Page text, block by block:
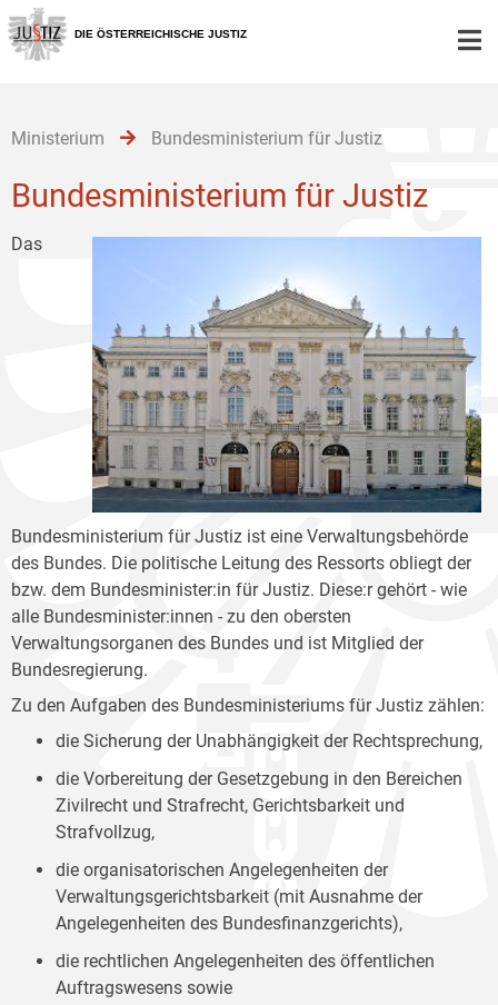
Zur
Hauptnavigation
[1]
Zum
Inhalt
[2]
Zum
Untermenü
[3]
DIE ÖSTERREICHISCHE JUSTIZ
Ministerium Bundesministerium für Justiz
Bundesministerium für Justiz
Das
Bundesministerium für Justiz ist eine Verwaltungsbehörde
des Bundes. Die politische Leitung des Ressorts obliegt der
bzw. dem Bundesminister:in für Justiz. Diese:r gehört - wie
alle Bundesminister:innen - zu den obersten
Verwaltungsorganen des Bundes und ist Mitglied der
Bundesregierung.
Zu den Aufgaben des Bundesministeriums für Justiz zählen:
die Sicherung der Unabhängigkeit der Rechtsprechung,
die Vorbereitung der Gesetzgebung in den Bereichen
Zivilrecht und Strafrecht, Gerichtsbarkeit und
Strafvollzug,
die organisatorischen Angelegenheiten der
Verwaltungsgerichtsbarkeit (mit Ausnahme der
Angelegenheiten des Bundesfinanzgerichts),
die rechtlichen Angelegenheiten des öffentlichen
Auftragswesens sowie